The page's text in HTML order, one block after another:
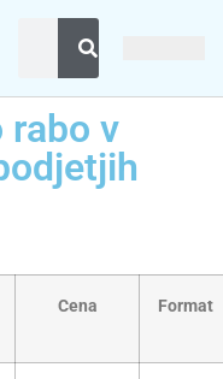
rabo v
Cena Format